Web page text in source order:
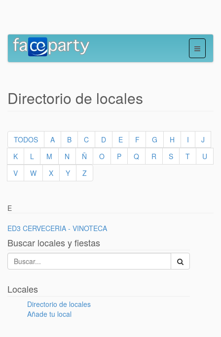
Directorio de locales
TODOS A B C D E F G H I
J
K
L M N Ñ O P Q R S T
U
V
W X Y Z
E
ED3 CERVECERIA - VINOTECA
Buscar locales y fiestas
Locales
Directorio de locales
Añade tu local